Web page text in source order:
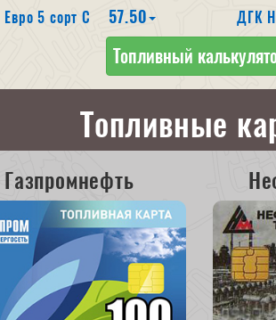
5 сорт С 57.50 ДГК
Топливный
Топливные
Газпромнефть